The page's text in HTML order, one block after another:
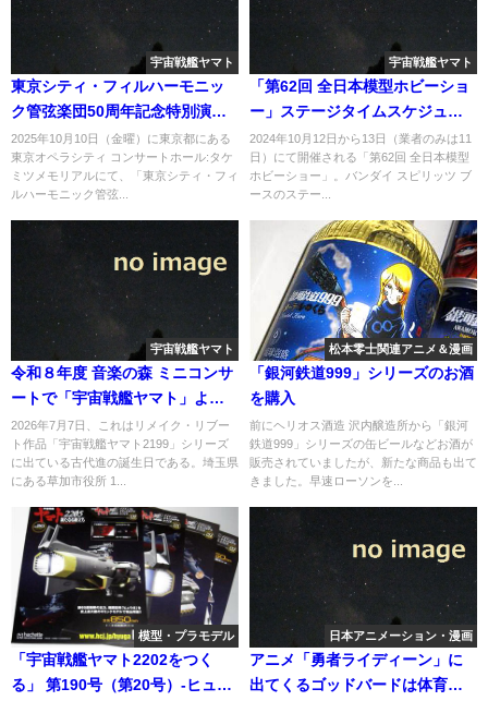
宇宙戦艦ヤマト
東京シティ・フィルハーモニッ
ク管弦楽団50周年記念特別演奏
会 藤岡幸夫＆東京シティ・フ
ィル シンフォニック・ポップ
ス・ナイトにて「宇宙戦艦ヤマ
2025年10月10日（金曜）に東京都にある
東京オペラシティ コンサートホール:タケ
ミツメモリアルにて、「東京シティ・フィ
ルハーモニック管弦...
宇宙戦艦ヤマト
「第62回 全日本模型ホビーショ
ー」ステージタイムスケジュー
ルにて「宇宙戦艦ヤマト新商品
紹介ステージ」があった
2024年10月12日から13日（業者のみは11
日）にて開催される「第62回 全日本模型
ホビーショー」。バンダイ スピリッツ ブ
ースのステー...
宇宙戦艦ヤマト
令和８年度 音楽の森 ミニコンサ
ートで「宇宙戦艦ヤマト」より
「無限に広がる大宇宙」を演奏
へ
2026年7月7日、これはリメイク・リブー
ト作品「宇宙戦艦ヤマト2199」シリーズ
に出ている古代進の誕生日である。埼玉県
にある草加市役所 1...
松本零士関連アニメ＆漫画
「銀河鉄道999」シリーズのお酒
を購入
前にヘリオス酒造 沢内醸造所から「銀河
鉄道999」シリーズの缶ビールなどお酒が
販売されていましたが、新たな商品も出て
きました。早速ローソンを...
模型・プラモデル
「宇宙戦艦ヤマト2202をつく
る」 第190号（第20号）-ヒュウ
日本アニメーション・漫画
アニメ「勇者ライディーン」に
出てくるゴッドバードは体育授